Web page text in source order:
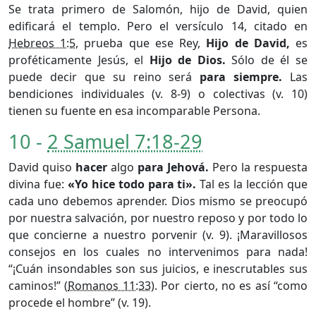
Se trata primero de Salomón, hijo de David, quien
edificará el templo. Pero el versículo 14, citado en
Hebreos 1:5, prueba que ese Rey, Hijo de David, es
proféticamente Jesús, el Hijo de Dios. Sólo de él se
puede decir que su reino será para siempre. Las
bendiciones individuales (v. 8-9) o colectivas (v. 10)
tienen su fuente en esa incomparable Persona.
10 - 2 Samuel 7:18-29
David quiso hacer algo para Jehová. Pero la respuesta
divina fue: «Yo hice todo para ti». Tal es la lección que
cada uno debemos aprender. Dios mismo se preocupó
por nuestra salvación, por nuestro reposo y por todo lo
que concierne a nuestro porvenir (v. 9). ¡Maravillosos
consejos en los cuales no intervenimos para nada!
“¡Cuán insondables son sus juicios, e inescrutables sus
caminos!” (Romanos 11:33). Por cierto, no es así “como
procede el hombre” (v. 19).